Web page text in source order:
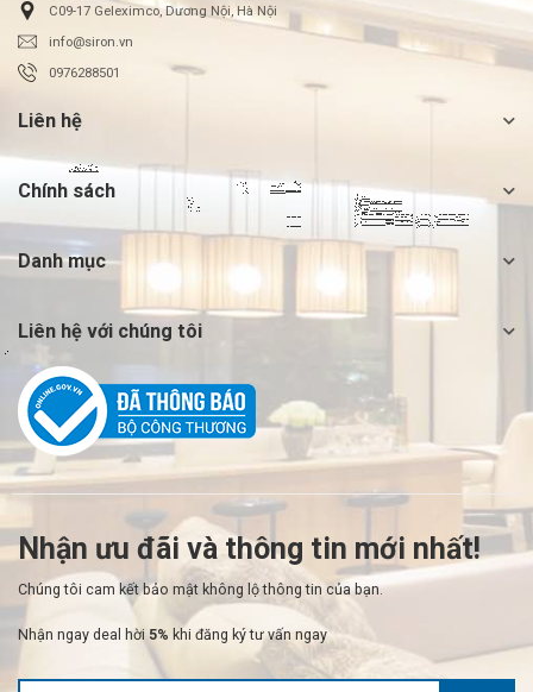
C09-17 Geleximco, Dương Nội, Hà Nội
info@siron.vn
0976288501
Liên hệ
Chính sách
Danh mục
Liên hệ với chúng tôi
Nhận ưu đãi và thông tin mới nhất!
Chúng tôi cam kết bảo mật không lộ thông tin của bạn.
Nhận ngay deal hời 5% khi đăng ký tư vấn ngay